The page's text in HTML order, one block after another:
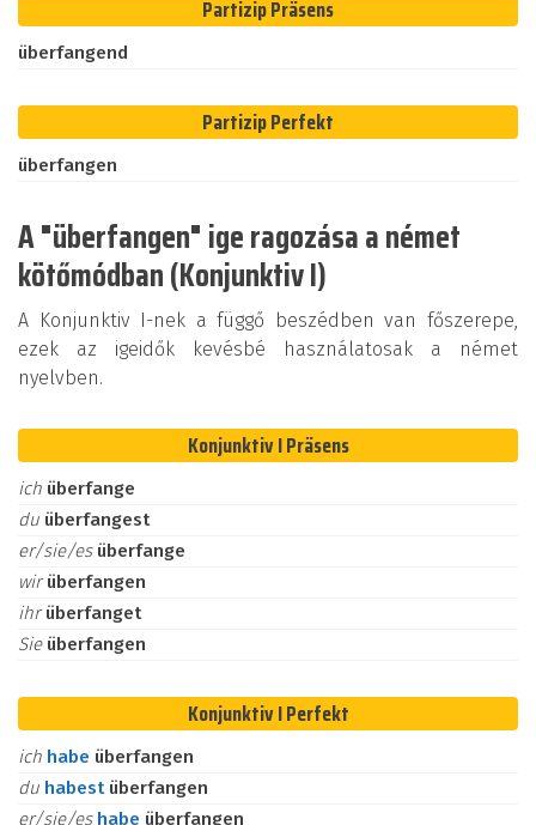
Partizip Präsens
überfangend
Partizip Perfekt
überfangen
A "überfangen" ige ragozása a német
kötőmódban (Konjunktiv I)
A Konjunktiv I-nek a függő beszédben van főszerepe,
ezek az igeidők kevésbé használatosak a német
nyelvben.
Konjunktiv I Präsens
ich überfange
du überfangest
er/sie/es überfange
wirüberfangen
ihrüberfanget
Sie überfangen
Konjunktiv I Perfekt
ich habe überfangen
du habest überfangen
er/sie/es habe überfangen